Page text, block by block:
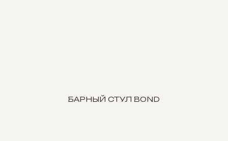
БАРНЫЙ СТУЛ BOND